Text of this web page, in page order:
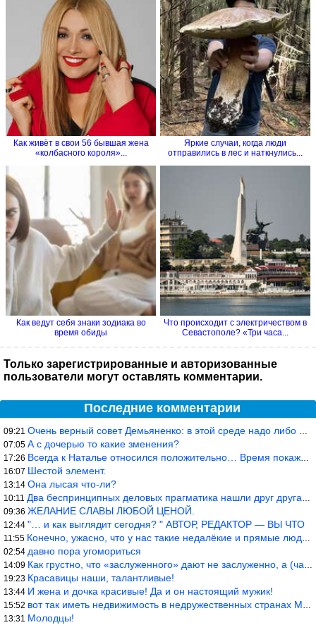
Как живёт в свои 56 бывшая жена
«колбасного короля»...
Яркие случаи, когда люди
отправились в лес и наткнулись...
Как ведут себя знаки зодиака во
время обиды
Что происходит с электричеством в
Севастополе? «Три часа...
Только зарегистрированные и авторизованные
пользователи могут оставлять комментарии.
Последние комментарии
09:21 Очень верный совет Демьяненко: в этой среде надо либо иметь зубы
07:05 А с дочерью то какие зменения?
17:26 Всегда к Наталье относился положительно… Время покажет, что буде
16:07 Шестой элемент.
13:14 Она лысая что-ли?
10:11 Два беспринципных деловых прагматика нашли друг друга и «остепен
09:36 ЖЕЛАНИЕ СЛАВЫ ЛЮБОЙ ЦЕНОЙ.
12:44 "… и как выглядит сегодня? " АВТОР, РЕДАКТОР — ВЫ ЧТО
11:55 Конечно, ужасно, что у нас такие недалёкие и прямые люди… Как мо
02:54 давно пора угомориться
14:09 Как грустно, что «заслуженного» дают не заслуженно, а (чаще) по-
19:23 Красавицы наши, талантливые!
13:44 И жена и дочка красивые! Да и он настоящий мужик!
15:52 вот так иметь недвижимость в недружественных странах Могут забра
13:31 Молодцы!